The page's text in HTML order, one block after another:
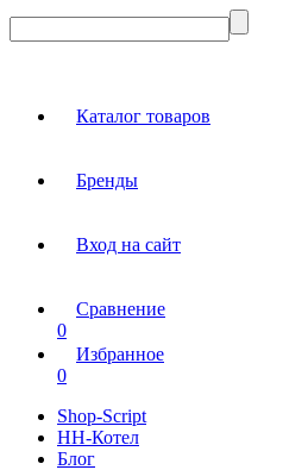
Каталог товаров
Бренды
Вход на сайт
Сравнение
0
Избранное
0
Shop-Script
НН-Котел
Блог